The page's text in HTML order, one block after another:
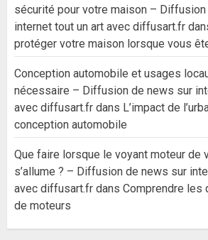
sécurité pour votre maison –
internet tout un art avec diffusart.fr
protéger votre maison lorsque vous
Conception automobile et usages
nécessaire – Diffusion de news sur
avec diffusart.fr dans L’impact de
conception automobile
Que faire lorsque le voyant moteur de
s’allume ? – Diffusion de news sur
avec diffusart.fr dans Comprendre
de moteurs